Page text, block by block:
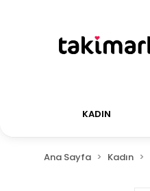
KADIN
Ana Sayfa Kadın